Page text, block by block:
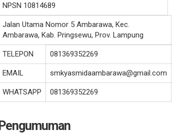
NPSN 10814689
Jalan Utama Nomor 5 Ambarawa, Kec.
Ambarawa, Kab. Pringsewu, Prov. Lampung
TELEPON 081369352269
EMAIL smkyasmidaambarawa@gmail.com
WHATSAPP 081369352269
Pengumuman